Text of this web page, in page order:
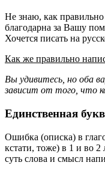
Не знаю, как
благодарна за Вашу
Хочется писать на
Как же правильно
Вы удивитесь, но оба
зависит от того, что
Единственная
Ошибка (описка) в
кстати, тоже) в 1 и во
суть слова и смысл